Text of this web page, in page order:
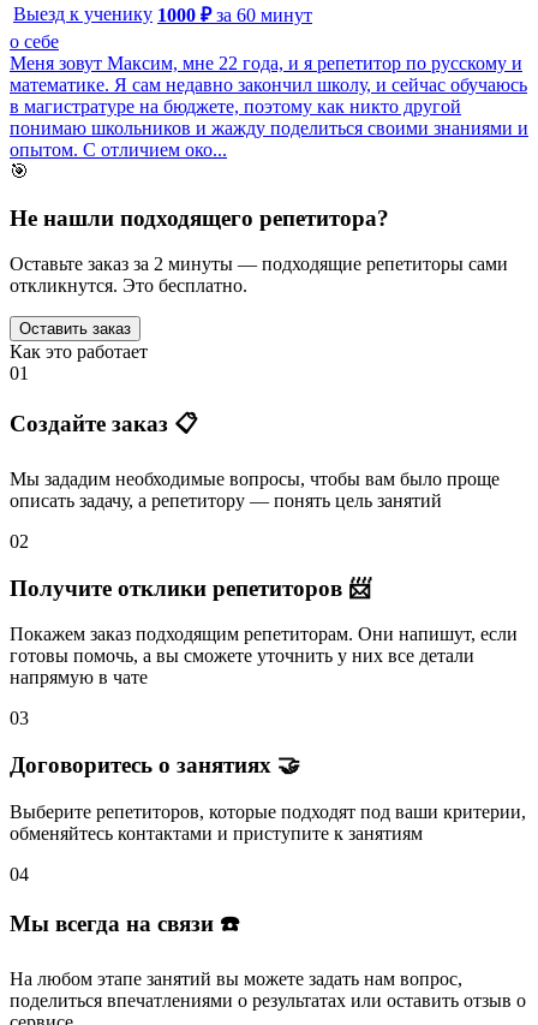
Выезд к ученику 1000 ₽ за 60 минут
о себе
Меня зовут Максим, мне 22 года, и я репетитор по русскому и
математике. Я сам недавно закончил школу, и сейчас обучаюсь
в магистратуре на бюджете, поэтому как никто другой
понимаю школьников и жажду поделиться своими знаниями и
опытом. С отличием око...
🎯
Не нашли подходящего репетитора?
Оставьте заказ за 2 минуты — подходящие репетиторы сами
откликнутся. Это бесплатно.
Оставить заказ
Как это работает
01
Создайте заказ 📋
Мы зададим необходимые вопросы, чтобы вам было проще
описать задачу, а репетитору — понять цель занятий
02
Получите отклики репетиторов 📨
Покажем заказ подходящим репетиторам. Они напишут, если
готовы помочь, а вы сможете уточнить у них все детали
напрямую в чате
03
Договоритесь о занятиях 🤝
Выберите репетиторов, которые подходят под ваши критерии,
обменяйтесь контактами и приступите к занятиям
04
Мы всегда на связи ☎️
На любом этапе занятий вы можете задать нам вопрос,
поделиться впечатлениями о результатах или оставить отзыв о